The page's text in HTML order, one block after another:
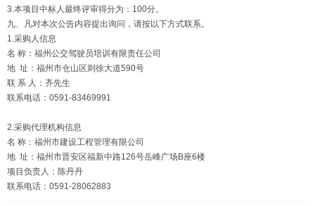
3.本项目中标人最终评审得分为：100分。
九、凡对本次公告内容提出询问，请按以下方式联系。
1.采购人信息
名 称：福州公交驾驶员培训有限责任公司
地 址：福州市仓山区则徐大道590号
联 系 人：齐先生
联系电话：0591-83469991
2.采购代理机构信息
名 称：福州市建设工程管理有限公司
地 址：福州市晋安区福新中路126号岳峰广场B座6楼
项目负责人：陈丹丹
联系电话：0591-28062883